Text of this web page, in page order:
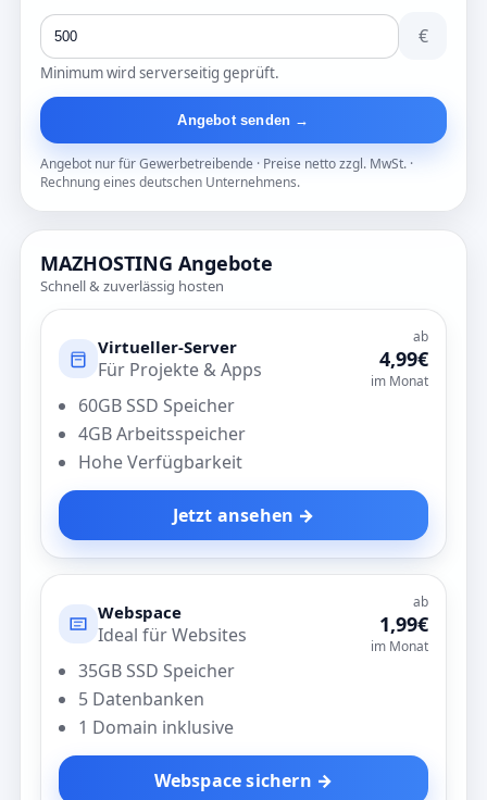
€
Minimum wird serverseitig geprüft.
Angebot senden →
Angebot nur für Gewerbetreibende · Preise netto zzgl. MwSt. ·
Rechnung eines deutschen Unternehmens.
MAZHOSTING Angebote
Schnell & zuverlässig hosten
Virtueller-Server
Für Projekte & Apps
ab
4,99€
im Monat
60GB SSD Speicher
4GB Arbeitsspeicher
Hohe Verfügbarkeit
Jetzt ansehen →
Webspace
Ideal für Websites
ab
1,99€
im Monat
35GB SSD Speicher
5 Datenbanken
1 Domain inklusive
Webspace sichern →